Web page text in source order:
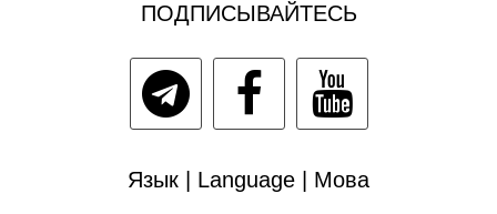
ПОДПИСЫВАЙТЕСЬ
Язык | Language | Мова